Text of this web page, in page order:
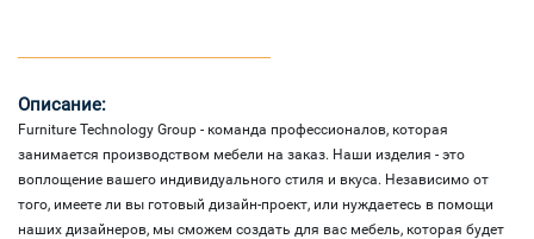
Описание:
Furniture Technology Group - команда профессионалов, которая
занимается производством мебели на заказ. Наши изделия - это
воплощение вашего индивидуального стиля и вкуса. Независимо от
того, имеете ли вы готовый дизайн-проект, или нуждаетесь в помощи
наших дизайнеров, мы сможем создать для вас мебель, которая будет